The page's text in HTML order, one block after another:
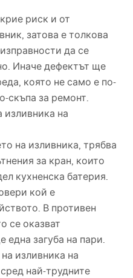
риск и от
затова е толкова
да се
Иначе дефектът ще
която не само е по-
скъпа за ремонт.
изливника на
на изливника, трябва
за кран, които
кухненска батерия.
кой е
В противен
се оказват
загуба на пари.
изливника на
най-трудните